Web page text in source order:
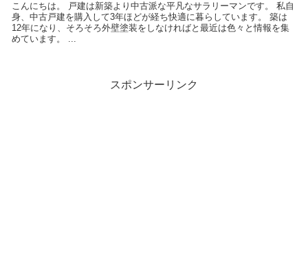
こんにちは。 戸建は新築より中古派な平凡なサラリーマンです。 私自
身、中古戸建を購入して3年ほどが経ち快適に暮らしています。 築は
12年になり、そろそろ外壁塗装をしなければと最近は色々と情報を集
めています。 ...
スポンサーリンク